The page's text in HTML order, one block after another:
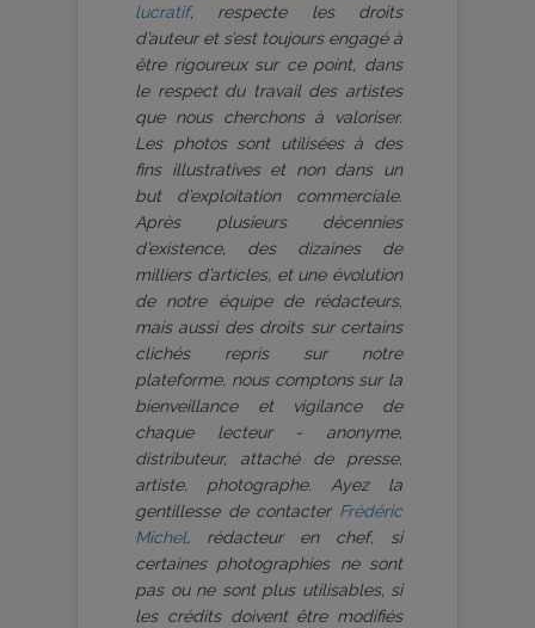
lucratif, respecte les droits
d’auteur et s’est toujours engagé à
être rigoureux sur ce point, dans
le respect du travail des artistes
que nous cherchons à valoriser.
Les photos sont utilisées à des
fins illustratives et non dans un
but d’exploitation commerciale.
Après plusieurs décennies
d’existence, des dizaines de
milliers d’articles, et une évolution
de notre équipe de rédacteurs,
mais aussi des droits sur certains
clichés repris sur notre
plateforme, nous comptons sur la
bienveillance et vigilance de
chaque lecteur - anonyme,
distributeur, attaché de presse,
artiste, photographe. Ayez la
gentillesse de contacter Frédéric
Michel, rédacteur en chef, si
certaines photographies ne sont
pas ou ne sont plus utilisables, si
les crédits doivent être modifiés